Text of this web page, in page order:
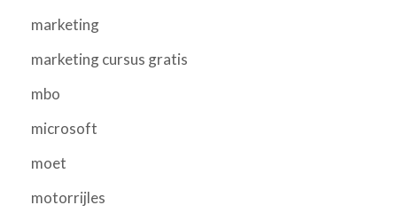
marketing
marketing cursus gratis
mbo
microsoft
moet
motorrijles